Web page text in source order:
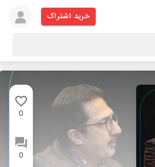
خرید اشتراک
0
0